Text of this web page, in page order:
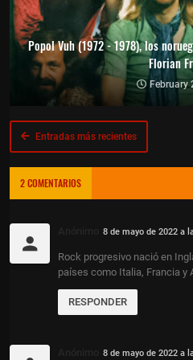
Popol Vuh (1972 - 1978), los
Florian
February
Entradas más recientes
2 COMENTARIOS
8 de mayo de 2022 a
Rock progresivo nació en
países como Italia, Francia y
RESPONDER
8 de mayo de 2022 a